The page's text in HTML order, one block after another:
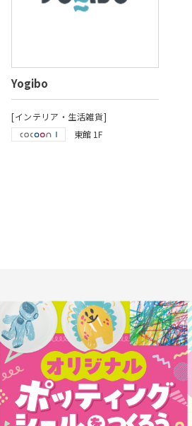
Yogibo
[インテリア・生活雑貨]
東館 1F